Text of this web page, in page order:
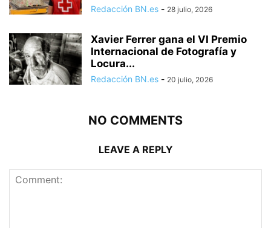
Redacción BN.es - 28 julio, 2026
Xavier Ferrer gana el VI Premio
Internacional de Fotografía y
Locura...
Redacción BN.es - 20 julio, 2026
NO COMMENTS
LEAVE A REPLY